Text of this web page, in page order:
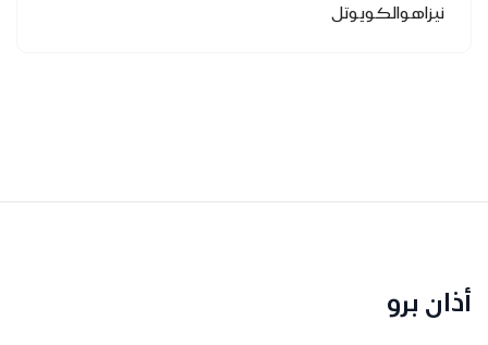
نيزاهوالكويوتل
أذان برو